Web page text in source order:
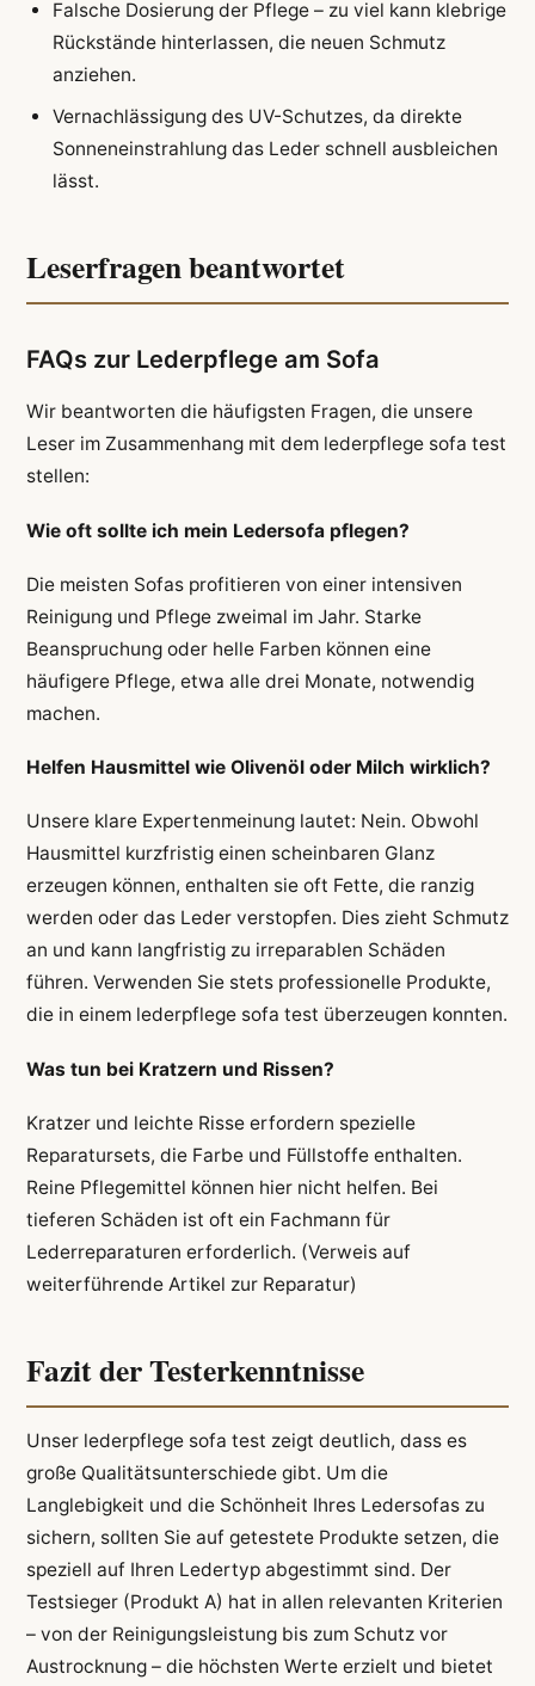
Falsche Dosierung der Pflege – zu viel kann klebrige
Rückstände hinterlassen, die neuen Schmutz
anziehen.
Vernachlässigung des UV-Schutzes, da direkte
Sonneneinstrahlung das Leder schnell ausbleichen
lässt.
Leserfragen beantwortet
FAQs zur Lederpflege am Sofa
Wir beantworten die häufigsten Fragen, die unsere
Leser im Zusammenhang mit dem lederpflege sofa test
stellen:
Wie oft sollte ich mein Ledersofa pflegen?
Die meisten Sofas profitieren von einer intensiven
Reinigung und Pflege zweimal im Jahr. Starke
Beanspruchung oder helle Farben können eine
häufigere Pflege, etwa alle drei Monate, notwendig
machen.
Helfen Hausmittel wie Olivenöl oder Milch wirklich?
Unsere klare Expertenmeinung lautet: Nein. Obwohl
Hausmittel kurzfristig einen scheinbaren Glanz
erzeugen können, enthalten sie oft Fette, die ranzig
werden oder das Leder verstopfen. Dies zieht Schmutz
an und kann langfristig zu irreparablen Schäden
führen. Verwenden Sie stets professionelle Produkte,
die in einem lederpflege sofa test überzeugen konnten.
Was tun bei Kratzern und Rissen?
Kratzer und leichte Risse erfordern spezielle
Reparatursets, die Farbe und Füllstoffe enthalten.
Reine Pflegemittel können hier nicht helfen. Bei
tieferen Schäden ist oft ein Fachmann für
Lederreparaturen erforderlich. (Verweis auf
weiterführende Artikel zur Reparatur)
Fazit der Testerkenntnisse
Unser lederpflege sofa test zeigt deutlich, dass es
große Qualitätsunterschiede gibt. Um die
Langlebigkeit und die Schönheit Ihres Ledersofas zu
sichern, sollten Sie auf getestete Produkte setzen, die
speziell auf Ihren Ledertyp abgestimmt sind. Der
Testsieger (Produkt A) hat in allen relevanten Kriterien
– von der Reinigungsleistung bis zum Schutz vor
Austrocknung – die höchsten Werte erzielt und bietet